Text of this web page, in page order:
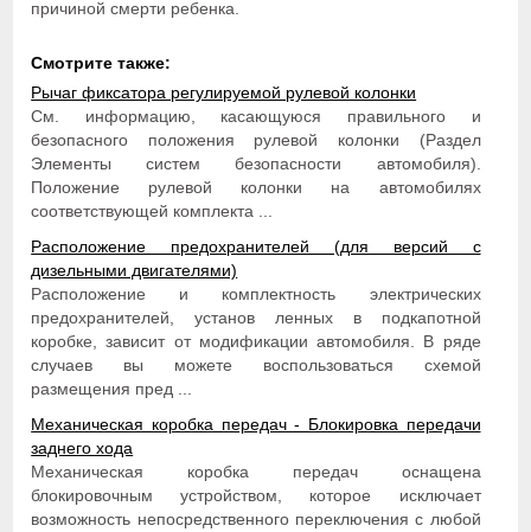
причиной смерти ребенка.
Смотрите также:
Рычаг фиксатора регулируемой рулевой колонки
См. информацию, касающуюся правильного и
безопасного положения рулевой колонки (Раздел
Элементы систем безопасности автомобиля).
Положение рулевой колонки на автомобилях
соответствующей комплекта ...
Расположение предохранителей (для версий с
дизельными двигателями)
Расположение и комплектность электрических
предохранителей, установ ленных в подкапотной
коробке, зависит от модификации автомобиля. В ряде
случаев вы можете воспользоваться схемой
размещения пред ...
Механическая коробка передач - Блокировка передачи
заднего хода
Механическая коробка передач оснащена
блокировочным устройством, которое исключает
возможность непосредственного переключения с любой